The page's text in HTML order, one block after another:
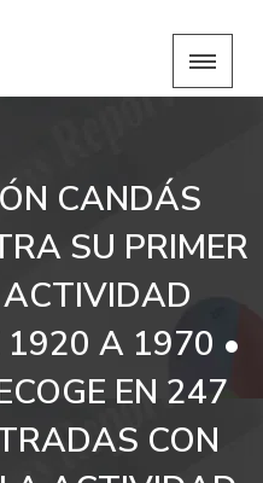
CANDÁS
SU PRIMER
1920 A 1970 •
EN 247
CON